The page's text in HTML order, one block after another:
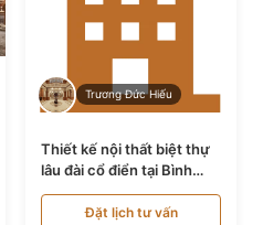
Trương Đức Hiếu
Thiết kế nội thất biệt thự
lâu đài cổ điển tại Bình
Thuận NT21128
Đặt lịch tư vấn